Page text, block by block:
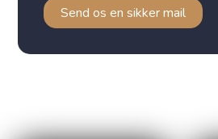
Send os en sikker mail